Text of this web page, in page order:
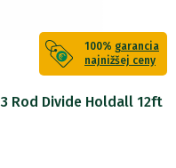
100% garancia
najnižšej ceny
Rod Divide Holdall 12ft